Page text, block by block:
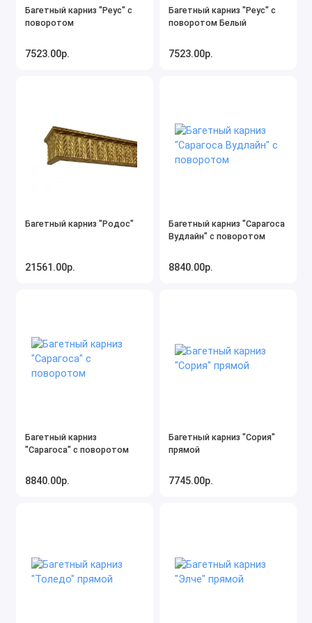
Багетный карниз "Реус" с
поворотом
7523.00р.
Багетный карниз "Реус" с
поворотом Белый
7523.00р.
Багетный карниз "Родос"
21561.00р.
Багетный карниз "Сарагоса
Вудлайн" с поворотом
8840.00р.
Багетный карниз
"Сарагоса" с поворотом
8840.00р.
Багетный карниз "Сория"
прямой
7745.00р.